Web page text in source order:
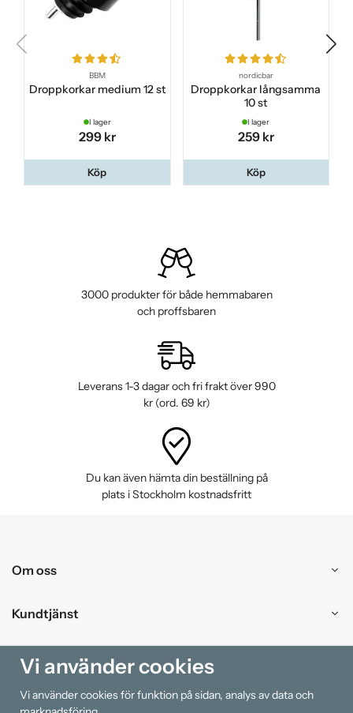
BBM
Droppkorkar medium 12 st
I lager
299 kr
Köp
nordicbar
Droppkorkar långsamma
10 st
I lager
259 kr
Köp
3000 produkter för både hemmabaren
och proffsbaren
Leverans 1-3 dagar och fri frakt över 990
kr (ord. 69 kr)
Du kan även hämta din beställning på
plats i Stockholm kostnadsfritt
Om oss
Kundtjänst
Handla
Information
Vi använder cookies
Vi använder cookies för funktion på sidan, analys av data och